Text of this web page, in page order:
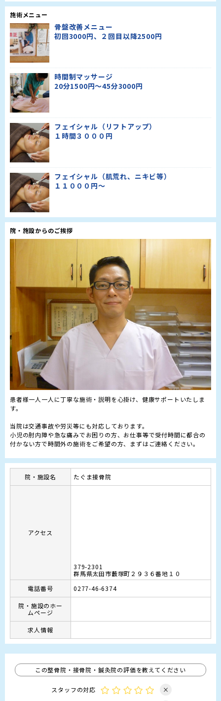
施術メニュー
骨盤改善メニュー
初回3000円、２回目以降2500円
時間制マッサージ
20分1500円～45分3000円
フェイシャル（リフトアップ）
１時間３０００円
フェイシャル（肌荒れ、ニキビ等）
１１０００円～
院・施設からのご挨拶
患者様一人一人に丁寧な施術・説明を心掛け、健康サポートいたしま
す。
当院は交通事故や労災等にも対応しております。
小児の肘内障や急な痛みでお困りの方、お仕事等で受付時間に都合の
院・施設名 たぐま接骨院
アクセス
379-2301
群馬県太田市藪塚町２９３６番地１０
電話番号
0277-46-6374
院・施設のホー
ムページ
求人情報
この整骨院・接骨院・鍼灸院の評価を教えてください
スタッフの対応 ×